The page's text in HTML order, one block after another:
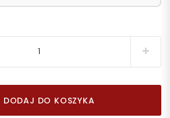
DODAJ DO KOSZYKA